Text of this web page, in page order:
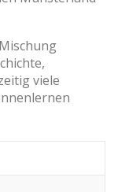
viele